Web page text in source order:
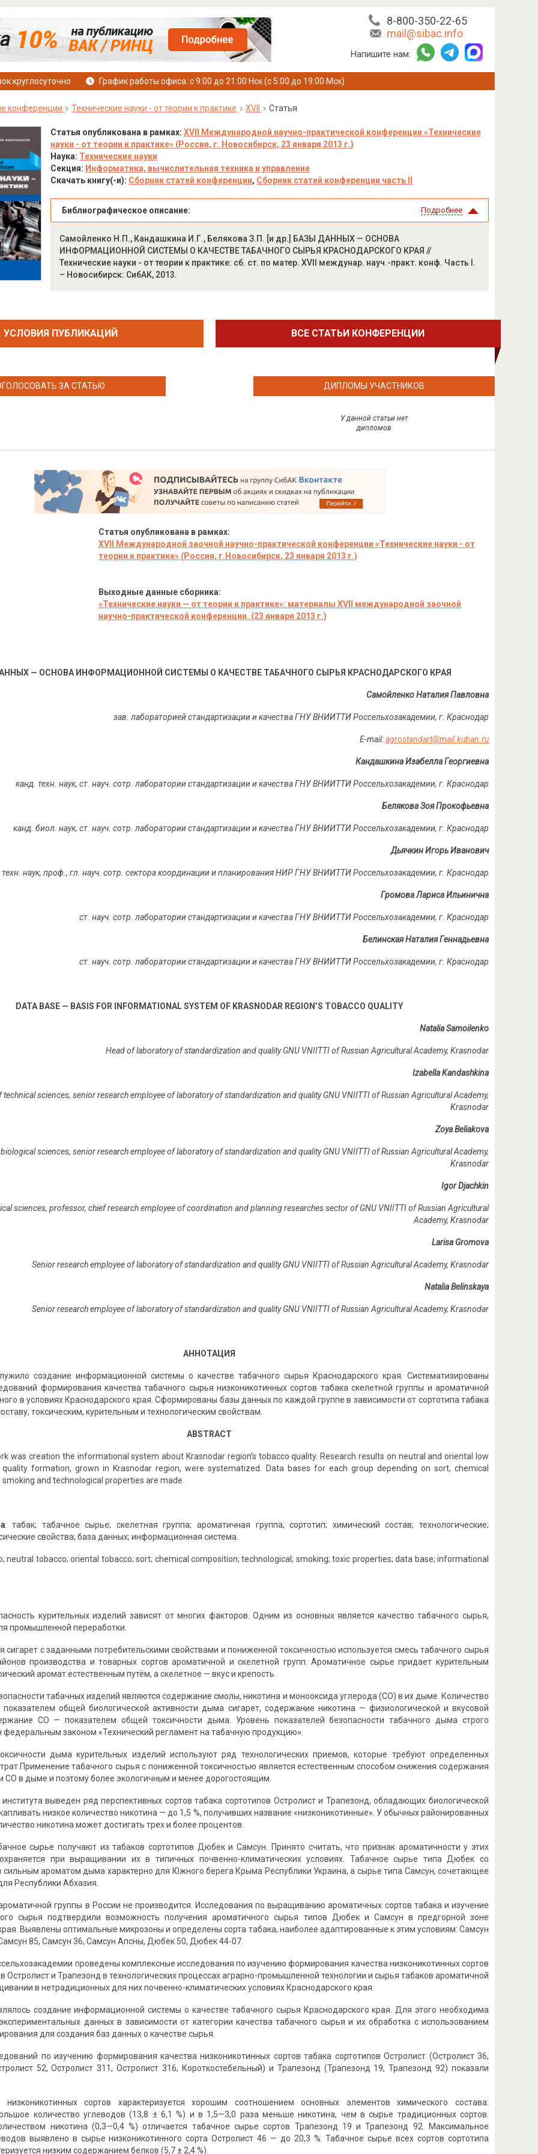
8-800-350-22-65
mail@sibac.info
Напишите нам:
круглосуточно График работы офиса: с 9:00 до 21:00 Нск (с 5:00 до 19:00 Мск)
конференции Технические науки - от теории к практике XVII Статья
Статья опубликована в рамках: XVII Международной научно-практической конференции «Технические
науки - от теории к практике» (Россия, г. Новосибирск, 23 января 2013 г.)
Наука: Технические науки
Секция: Информатика, вычислительная техника и управление
Скачать книгу(-и): Сборник статей конференции, Сборник статей конференции часть II
Библиографическое описание: Подробнее
Самойленко Н.П., Кандашкина И.Г., Белякова З.П. [и др.] БАЗЫ ДАННЫХ — ОСНОВА
ИНФОРМАЦИОННОЙ СИСТЕМЫ О КАЧЕСТВЕ ТАБАЧНОГО СЫРЬЯ КРАСНОДАРСКОГО КРАЯ //
Технические науки - от теории к практике: сб. ст. по матер. XVII междунар. науч.-практ. конф. Часть I.
– Новосибирск: СибАК, 2013.
УСЛОВИЯ ПУБЛИКАЦИЙ ВСЕ СТАТЬИ КОНФЕРЕНЦИИ
ЗА СТАТЬЮ ДИПЛОМЫ УЧАСТНИКОВ
У данной статьи нет
дипломов
Статья опубликована в рамках:
XVII Международной заочной научно-практической конференции «Технические науки - от
теории к практике» (Россия, г.Новосибирск, 23 января 2013 г.)
Выходные данные сборника:
«Технические науки — от теории к практике»: материалы XVII международной заочной
научно-практической конференции. (23 января 2013 г.)
— ОСНОВА ИНФОРМАЦИОННОЙ СИСТЕМЫ О КАЧЕСТВЕ ТАБАЧНОГО СЫРЬЯ КРАСНОДАРСКОГО КРАЯ
Самойленко Наталия Павловна
зав. лабораторией стандартизации и качества ГНУ ВНИИТТИ Россельхозакадемии, г. Краснодар
E-mail:agrostandart@mail.kuban.ru
Кандашкина Изабелла Георгиевна
канд. техн. наук, ст. науч. сотр. лаборатории стандартизации и качества ГНУ ВНИИТТИ Россельхозакадемии, г. Краснодар
Белякова Зоя Прокофьевна
канд. биол. наук, ст. науч. сотр. лаборатории стандартизации и качества ГНУ ВНИИТТИ Россельхозакадемии, г. Краснодар
Дьячкин Игорь Иванович
техн. наук, проф., гл. науч. сотр. сектора координации и планирования НИР ГНУ ВНИИТТИ Россельхозакадемии, г. Краснодар
Громова Лариса Ильинична
ст. науч. сотр. лаборатории стандартизации и качества ГНУ ВНИИТТИ Россельхозакадемии, г. Краснодар
Белинская Наталия Геннадьевна
ст. науч. сотр. лаборатории стандартизации и качества ГНУ ВНИИТТИ Россельхозакадемии, г. Краснодар
DATA BASE — BASIS FOR INFORMATIONAL SYSTEM OF KRASNODAR REGION’S TOBACCO QUALITY
Natalia Samoilenko
Head of laboratory of standardization and quality GNU VNIITTI of Russian Agricultural Academy, Krasnodar
Izabella Kandashkina
technical sciences, senior research employee of laboratory of standardization and quality GNU VNIITTI of Russian Agricultural Academy,
Krasnodar
Zoya Beliakova
sciences, senior research employee of laboratory of standardization and quality GNU VNIITTI of Russian Agricultural Academy,
Krasnodar
Igor Djachkin
sciences, professor, chief research employee of coordination and planning researches sector of GNU VNIITTI of Russian Agricultural
Academy, Krasnodar
Larisa Gromova
Senior research employee of laboratory of standardization and quality GNU VNIITTI of Russian Agricultural Academy, Krasnodar
Natalia Belinskaya
Senior research employee of laboratory of standardization and quality GNU VNIITTI of Russian Agricultural Academy, Krasnodar
АННОТАЦИЯ
создание информационной системы о качестве табачного сырья Краснодарского края. Систематизированы
формирования качества табачного сырья низконикотинных сортов табака скелетной группы и ароматичной
в условиях Краснодарского края. Сформированы базы данных по каждой группе в зависимости от сортотипа табака
токсическим, курительным и технологическим свойствам.
ABSTRACT
was creation the informational system about Krasnodar region’s tobacco quality. Research results on neutral and oriental low
formation, grown in Krasnodar region, were systematized. Data bases for each group depending on sort, chemical
and technological properties are made.
: табак; табачное сырье; скелетная группа; ароматичная группа; сортотип; химический состав; технологические;
свойства; база данных; информационная система.
neutral tobacco; oriental tobacco; sort; chemical composition; technological; smoking; toxic properties; data base; informational
курительных изделий зависят от многих факторов. Одним из основных является качество табачного сырья,
промышленной переработки.
сигарет с заданными потребительскими свойствами и пониженной токсичностью используется смесь табачного сырья
производства и товарных сортов ароматичной и скелетной групп. Ароматичное сырье придает курительным
аромат естественным путём, а скелетное — вкус и крепость.
табачных изделий являются содержание смолы, никотина и монооксида углерода (СО) в их дыме. Количество
показателем общей биологической активности дыма сигарет, содержание никотина — физиологической и вкусовой
СО — показателем общей токсичности дыма. Уровень показателей безопасности табачного дыма строго
федеральным законом «Технический регламент на табачную продукцию».
дыма курительных изделий используют ряд технологических приемов, которые требуют определенных
табачного сырья с пониженной токсичностью является естественным способом снижения содержания
СО в дыме и поэтому более экологичным и менее дорогостоящим.
выведен ряд перспективных сортов табака сортотипов Остролист и Трапезонд, обладающих биологической
низкое количество никотина — до 1,5 %, получивших название «низконикотинные». У обычных районированных
никотина может достигать трех и более процентов.
сырье получают из табаков сортотипов Дюбек и Самсун. Принято считать, что признак ароматичности у этих
при выращивании их в типичных почвенно-климатических условиях. Табачное сырье типа Дюбек со
ароматом дыма характерно для Южного берега Крыма Республики Украина, а сырье типа Самсун, сочетающее
Республики Абхазия.
группы в России не производится. Исследования по выращиванию ароматичных сортов табака и изучение
сырья подтвердили возможность получения ароматичного сырья типов Дюбек и Самсун в предгорной зоне
Выявлены оптимальные микрозоны и определены сорта табака, наиболее адаптированные к этим условиям: Самсун
85, Самсун 36, Самсун Апсны, Дюбек 50, Дюбек 44-07.
проведены комплексные исследования по изучению формирования качества низконикотинных сортов
Остролист и Трапезонд в технологических процессах аграрно-промышленной технологии и сырья табаков ароматичной
в нетрадиционных для них почвенно-климатических условиях Краснодарского края.
создание информационной системы о качестве табачного сырья Краснодарского края. Для этого необходима
данных в зависимости от категории качества табачного сырья и их обработка с использованием
для создания баз данных о качестве сырья.
по изучению формирования качества низконикотинных сортов табака сортотипов Остролист (Остролист 36,
52, Остролист 311, Остролист 316, Короткостебельный) и Трапезонд (Трапезонд 19, Трапезонд 92) показали
сортов характеризуется хорошим соотношением основных элементов химического состава:
количество углеводов (13,8 ± 6,1 %) и в 1,5—3,0 раза меньше никотина, чем в сырье традиционных сортов.
никотина (0,3—0,4 %) отличается табачное сырье сортов Трапезонд 19 и Трапезонд 92. Максимальное
выявлено в сырье низконикотинного сорта Остролист 46 — до 20,3 %. Табачное сырье всех сортов сортотипа
низким содержанием белков (5,7 ± 2,4 %).